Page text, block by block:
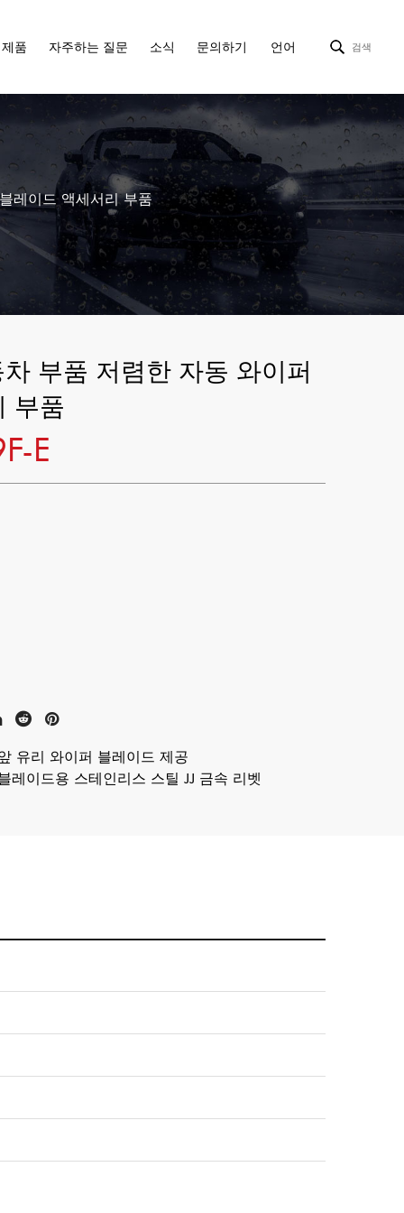
제품 자주하는 질문 소식 문의하기 언어 검색
레이드 액세서리 부품
부품 저렴한 자동 와이퍼
부품
E
유리 와이퍼 블레이드 제공
레이드용 스테인리스 스틸 JJ 금속 리벳